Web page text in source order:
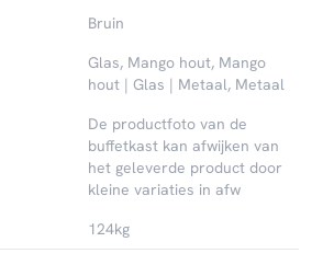
Bruin
Glas, Mango hout, Mango
hout | Glas | Metaal, Metaal
De productfoto van de
buffetkast kan afwijken van
het geleverde product door
kleine variaties in afw
124kg